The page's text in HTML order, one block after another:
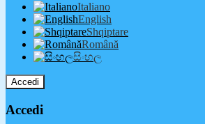
Italiano
English
Shqiptare
Română
සිංහල
Accedi
Accedi